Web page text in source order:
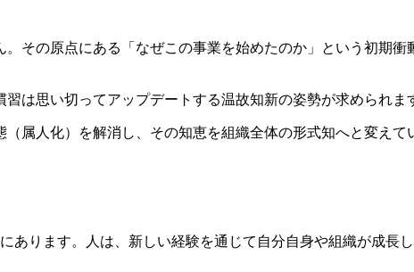
その原点にある「なぜこの事業を始めたのか」という初期衝
は思い切ってアップデートする温故知新の姿勢が求められま
属人化）を解消し、その知恵を組織全体の形式知へと変えて
あります。人は、新しい経験を通じて自分自身や組織が成長